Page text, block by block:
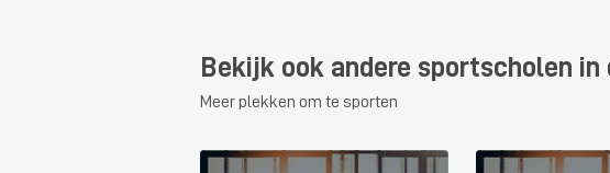
Bekijk ook andere sportscholen
Meer plekken om te sporten